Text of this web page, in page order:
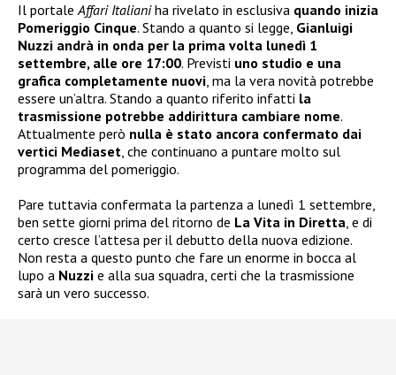
Il portaleAffari Italianiha rivelato in esclusiva quando inizia
Pomeriggio Cinque. Stando a quanto si legge, Gianluigi
Nuzzi andrà in onda per la prima volta lunedì 1
settembre, alle ore 17:00. Previsti uno studio e una
grafica completamente nuovi, ma la vera novità potrebbe
essere un’altra. Stando a quanto riferito infatti la
trasmissione potrebbe addirittura cambiare nome.
Attualmente però nulla è stato ancora confermato dai
vertici Mediaset, che continuano a puntare molto sul
programma del pomeriggio.
Pare tuttavia confermata la partenza a lunedì 1 settembre,
ben sette giorni prima del ritorno de La Vita in Diretta, e di
certo cresce l’attesa per il debutto della nuova edizione.
Non resta a questo punto che fare un enorme in bocca al
lupo a Nuzzi e alla sua squadra, certi che la trasmissione
sarà un vero successo.